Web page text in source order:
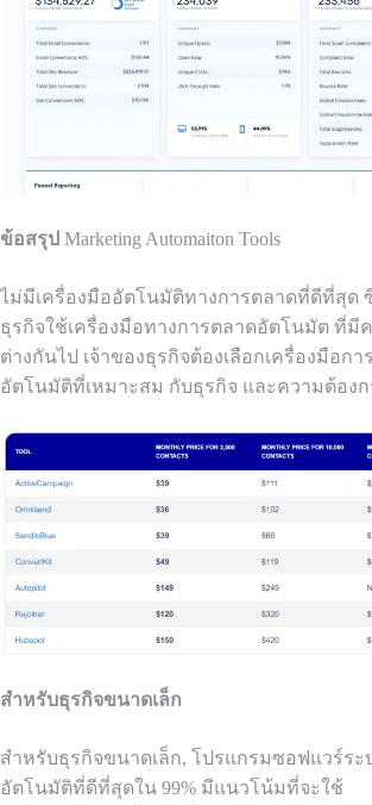
ข้อสรุป Marketing Automaiton Tools
ไม่มีเครื่องมืออัตโนมัติทางการตลาดที่ดีที่สุด
ธุรกิจใช้เครื่องมือทางการตลาดอัตโนมัต ที่มี
ต่างกันไป เจ้าของธุรกิจต้องเลือกเครื่องมือกา
อัตโนมัติที่เหมาะสม กับธุรกิจ และความต้องก
สำหรับธุรกิจขนาดเล็ก
สำหรับธุรกิจขนาดเล็ก, โปรแกรมซอฟแวร์ระ
อัตโนมัติที่ดีที่สุดใน 99% มีแนวโน้มที่จะใช้